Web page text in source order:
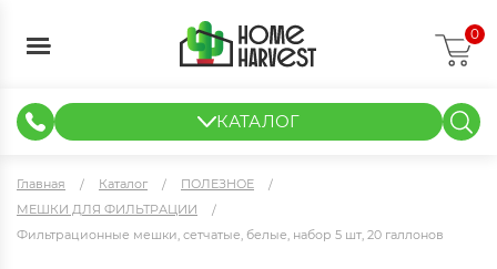
0
КАТАЛОГ
Главная Каталог
ПОЛЕЗНОЕ
МЕШКИ ДЛЯ ФИЛЬТРАЦИИ
Фильтрационные мешки, сетчатые, белые, набор 5 шт, 20 галлонов